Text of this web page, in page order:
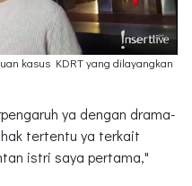
kasus KDRT yang dilayangkan
ya dengan drama-
tertentu ya terkait
istri saya pertama,"